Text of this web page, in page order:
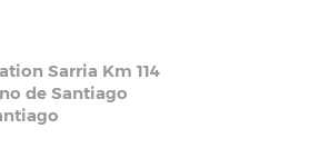
Sarria Km 114
de Santiago